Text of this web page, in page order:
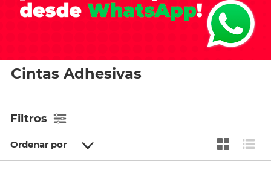
Cintas Adhesivas
Filtros
Ordenar por